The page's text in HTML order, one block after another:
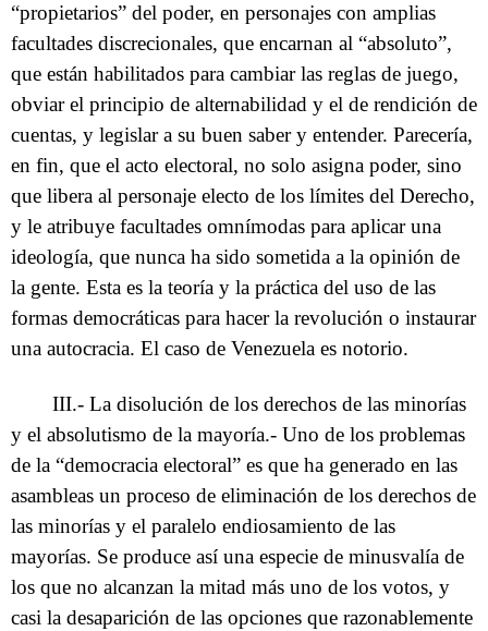
“propietarios” del poder, en personajes con amplias
facultades discrecionales, que encarnan al “absoluto”,
que están habilitados para cambiar las reglas de juego,
obviar el principio de alternabilidad y el de rendición de
cuentas, y legislar a su buen saber y entender. Parecería,
en fin, que el acto electoral, no solo asigna poder, sino
que libera al personaje electo de los límites del Derecho,
y le atribuye facultades omnímodas para aplicar una
ideología, que nunca ha sido sometida a la opinión de
la gente. Esta es la teoría y la práctica del uso de las
formas democráticas para hacer la revolución o instaurar
una autocracia. El caso de Venezuela es notorio.
III.- La disolución de los derechos de las minorías
y el absolutismo de la mayoría.- Uno de los problemas
de la “democracia electoral” es que ha generado en las
asambleas un proceso de eliminación de los derechos de
las minorías y el paralelo endiosamiento de las
mayorías. Se produce así una especie de minusvalía de
los que no alcanzan la mitad más uno de los votos, y
casi la desaparición de las opciones que razonablemente